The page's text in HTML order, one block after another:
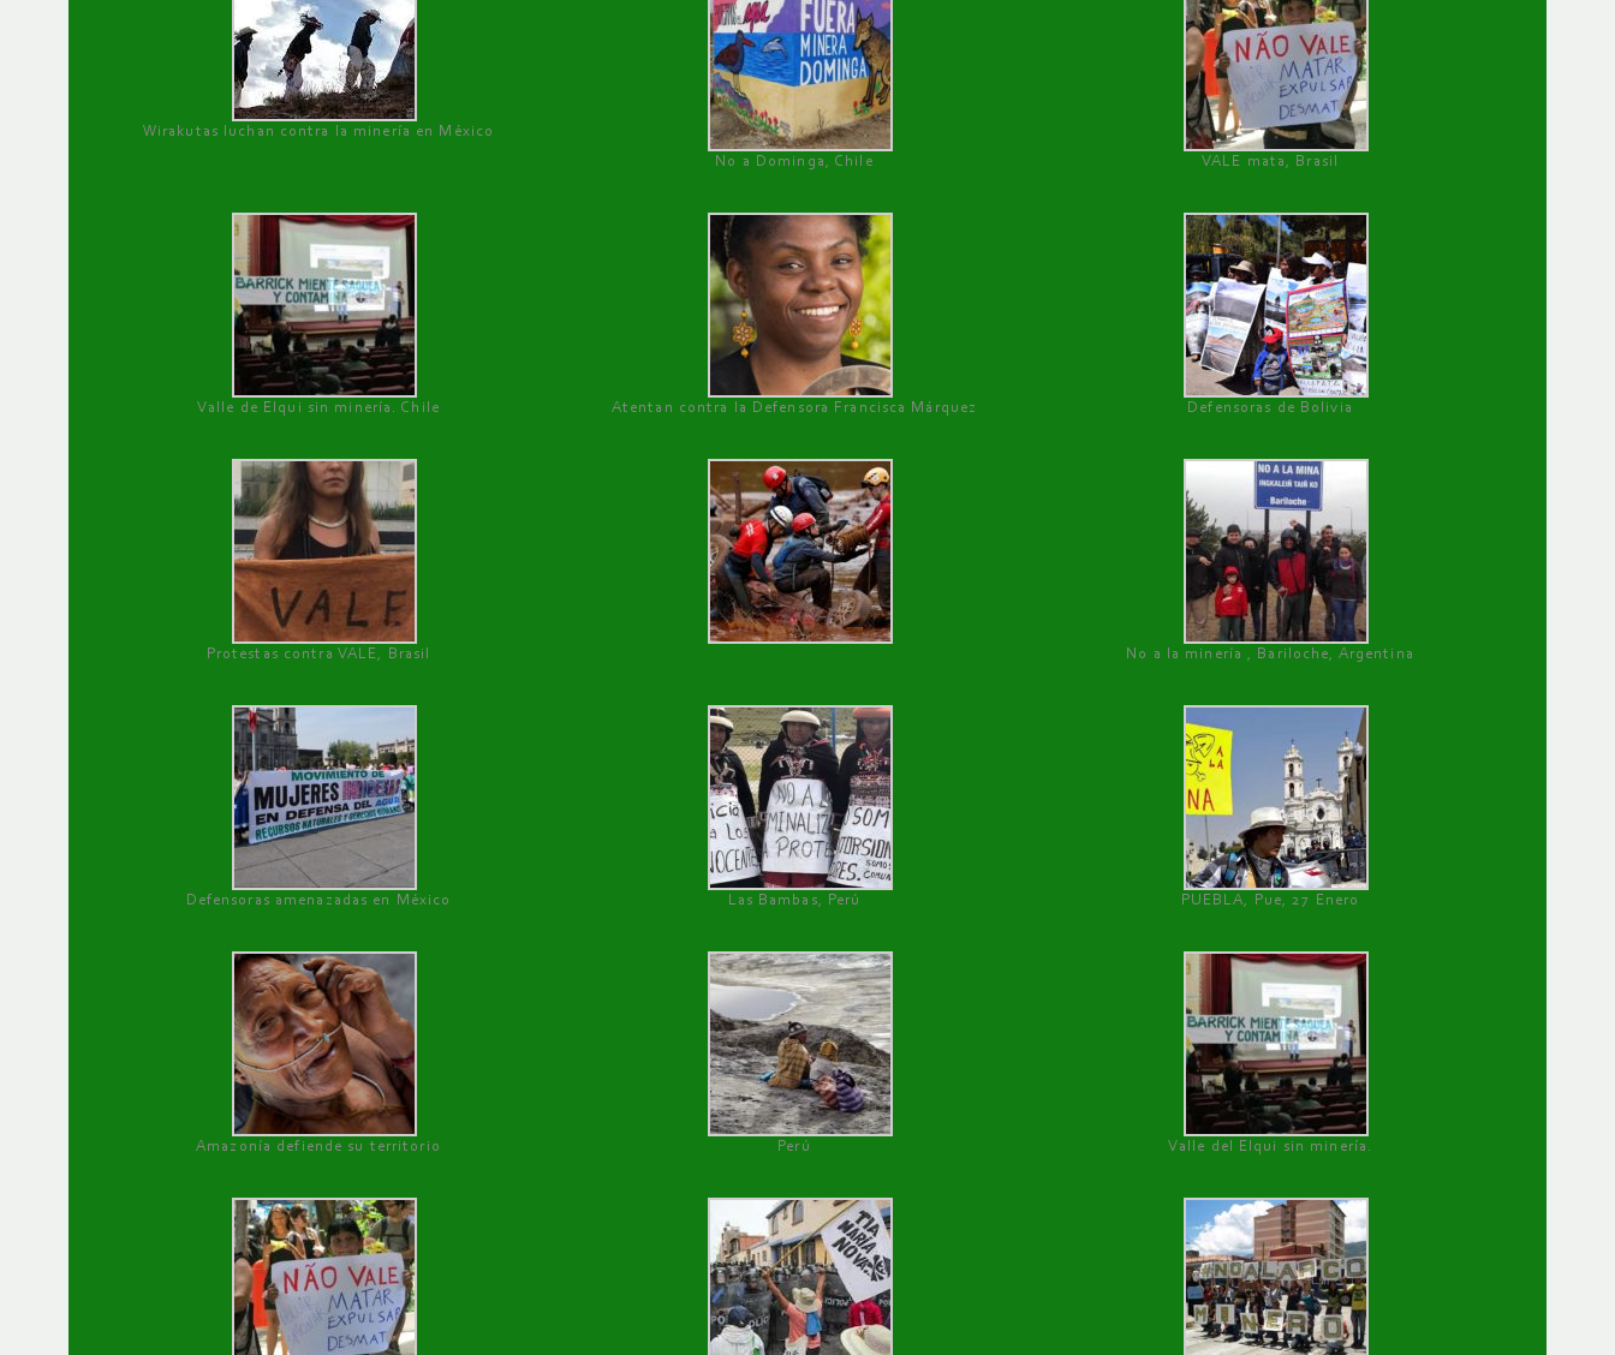
Wirakutas luchan contra la minería en México
No a Dominga, Chile
VALE mata, Brasil
Valle de Elqui sin minería. Chile Atentan contra la Defensora Francisca Márquez Defensoras de Bolivia
Protestas contra VALE, Brasil No a la minería , Bariloche, Argentina
Defensoras amenazadas en México Las Bambas, Perú PUEBLA, Pue, 27 Enero
Amazonía defiende su territorio Perú Valle del Elqui sin minería.